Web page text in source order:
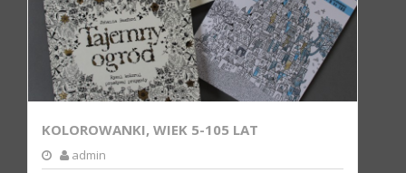
KOLOROWANKI, WIEK 5-105 LAT
admin